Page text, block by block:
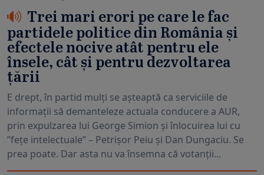
Trei mari erori pe care le fac
partidele politice din România și
efectele nocive atât pentru ele
însele, cât și pentru dezvoltarea
țării
E drept, în partid mulți se așteaptă ca serviciile de
informații să demanteleze actuala conducere a AUR,
prin expulzarea lui George Simion și înlocuirea lui cu
”fețe intelectuale” – Petrișor Peiu și Dan Dungaciu. Se
prea poate. Dar asta nu va însemna că votanții...